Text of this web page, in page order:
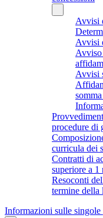
Avvisi
Avvisi
Avviso
Avvisi
procedure di
curricula dei
Contratti di
superiore a
Resoconti
termine della
Informazioni sulle